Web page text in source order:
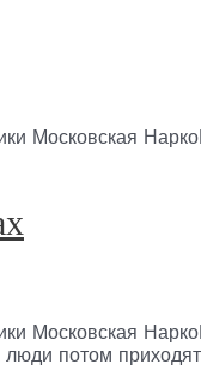
Московская
Московская
потом